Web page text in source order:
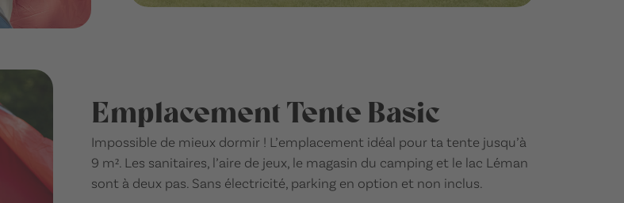
Emplacement Tente Basic
Impossible de mieux dormir ! L’emplacement idéal pour ta tente jusqu’à
9 m². Les sanitaires, l’aire de jeux, le magasin du camping et le lac Léman
sont à deux pas. Sans électricité, parking en option et non inclus.